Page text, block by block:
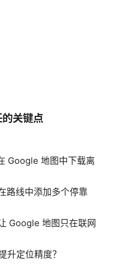
关键点
Google 地图中下载离
路线中添加多个停靠
Google 地图只在联网
升定位精度？